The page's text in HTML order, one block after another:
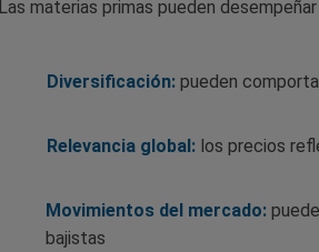
Las materias primas pueden
Diversificación: pueden
Relevancia global: los precios
Movimientos del mercado:
bajistas